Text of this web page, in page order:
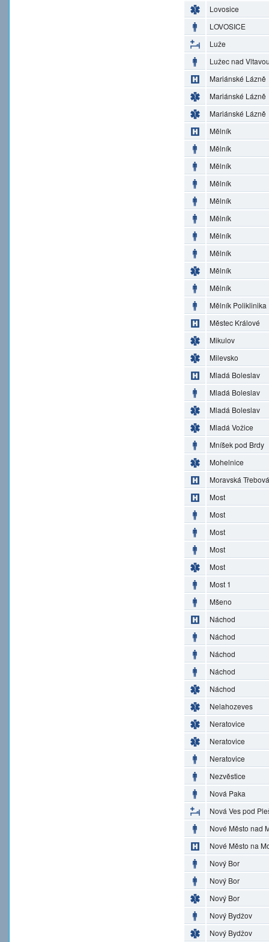
Lovosice
LOVOSICE
Luže
Lužec nad
Mariánské Lázně
Mariánské Lázně
Mariánské Lázně
Mělník
Mělník
Mělník
Mělník
Mělník
Mělník
Mělník
Mělník
Mělník
Mělník
Mělník Poliklinika
Městec Králové
Mikulov
Milevsko
Mladá Boleslav
Mladá Boleslav
Mladá Boleslav
Mladá Vožice
Mníšek pod Brdy
Mohelnice
Moravská Třebová
Most
Most
Most
Most
Most
Most 1
Mšeno
Náchod
Náchod
Náchod
Náchod
Náchod
Nelahozeves
Neratovice
Neratovice
Neratovice
Nezvěstice
Nová Paka
Nová Ves pod
Nové Město nad
Nové Město na
Nový Bor
Nový Bor
Nový Bor
Nový Bydžov
Nový Bydžov